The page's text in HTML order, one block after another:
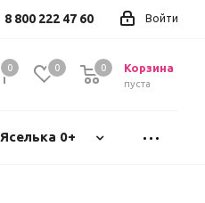
Войти
8 800 222 47 60
0 0 Корзина
пуста
0
Яселька 0+